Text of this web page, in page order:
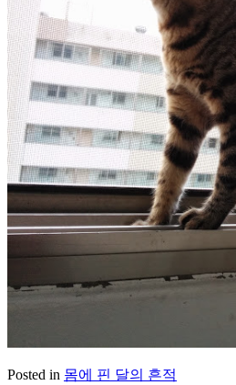
Posted in 몸에 핀 달의 흔적